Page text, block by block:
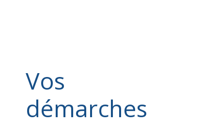
Vos
démarches